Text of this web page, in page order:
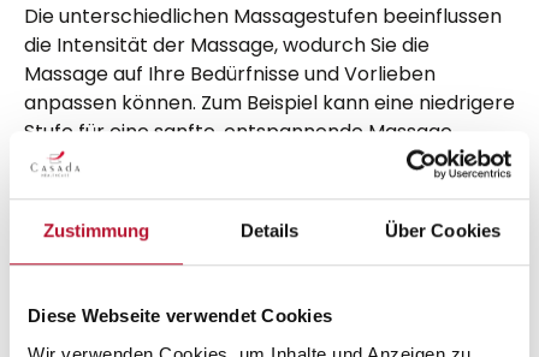
Zustimmung Details Über Cookies
Diese Webseite verwendet Cookies
Die unterschiedlichen Massagestufen beeinflussen
die Intensität der Massage, wodurch Sie die
Massage auf Ihre Bedürfnisse und Vorlieben
anpassen können. Zum Beispiel kann eine niedrigere
Stufe für eine sanfte, entspannende Massage
verwendet werden, während eine höhere Stufe für
eine tiefere, intensivere Massage verwendet
werden kann. Einige Nackenmassagegeräte bieten
auch spezielle Funktionen wie Shiatsu-Massage,
jeweils eigene Massagestufen aufweisen können.